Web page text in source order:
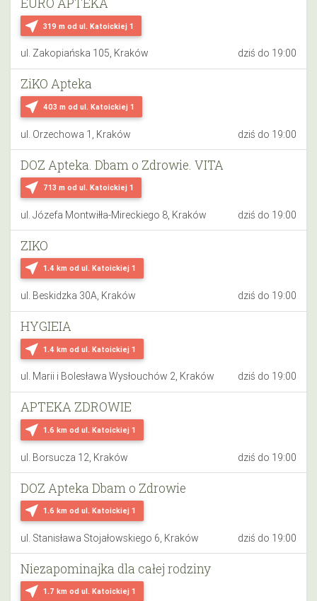
near_me 319 m od ul. Katoickiej 1
ul. Zakopiańska 105, Kraków dziś do 19:00
near_me 403 m od ul. Katoickiej 1
ZiKO Apteka
ul. Orzechowa 1, Kraków dziś do 19:00
near_me 713 m od ul. Katoickiej 1
DOZ Apteka. Dbam o Zdrowie. VITA
ul. Józefa Montwiłła-Mireckiego 8, Kraków dziś do 19:00
near_me 1.4 km od ul. Katoickiej 1
ZIKO
ul. Beskidzka 30A, Kraków dziś do 19:00
near_me 1.4 km od ul. Katoickiej 1
HYGIEIA
ul. Marii i Bolesława Wysłouchów 2, Kraków dziś do 19:00
near_me 1.6 km od ul. Katoickiej 1
APTEKA ZDROWIE
ul. Borsucza 12, Kraków dziś do 19:00
near_me 1.6 km od ul. Katoickiej 1
DOZ Apteka Dbam o Zdrowie
ul. Stanisława Stojałowskiego 6, Kraków dziś do 19:00
near_me 1.7 km od ul. Katoickiej 1
Niezapominajka dla całej rodziny